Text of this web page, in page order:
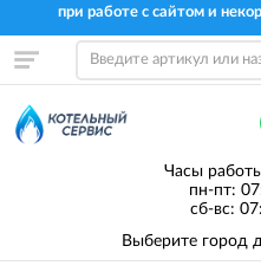
при работе с сайтом и
Часы
пн-пт:
сб-вс:
Выберите город